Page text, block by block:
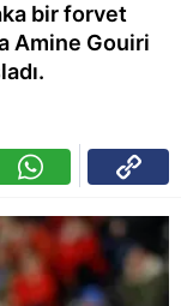
bir forvet
Amine Gouiri